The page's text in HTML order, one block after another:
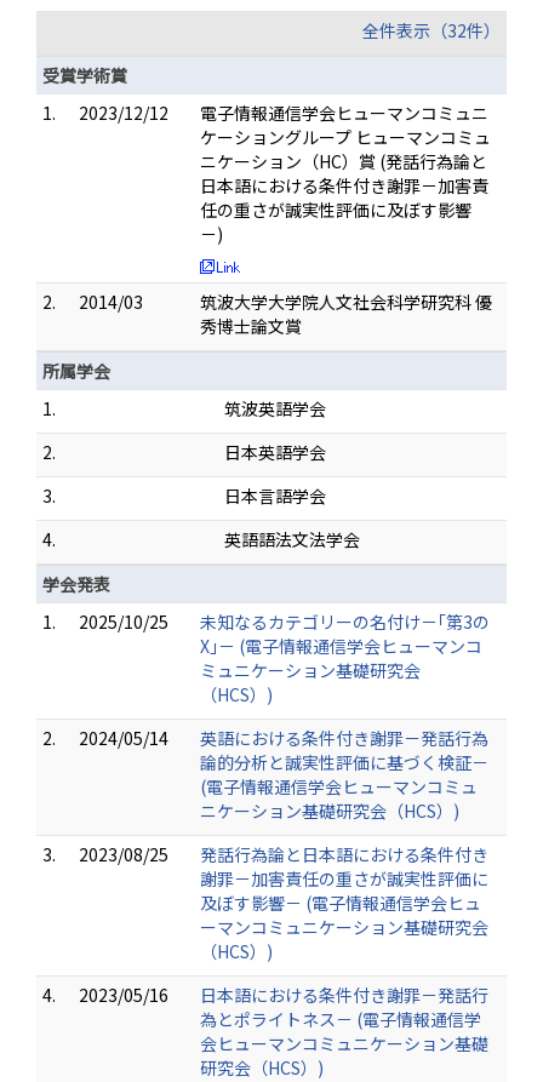
全件表示（32件）
受賞学術賞
1.
2023/12/12
電子情報通信学会ヒューマンコミュニ
ケーショングループ ヒューマンコミュ
ニケーション（HC）賞 (発話行為論と
日本語における条件付き謝罪－加害責
任の重さが誠実性評価に及ぼす影響
－)
2. 2014/03
筑波大学大学院人文社会科学研究科 優
秀博士論文賞
所属学会
1.
筑波英語学会
2.
日本英語学会
3.
日本言語学会
4.
英語語法文法学会
学会発表
1.
2025/10/25
未知なるカテゴリーの名付け－｢第3の
X｣－ (電子情報通信学会ヒューマンコ
ミュニケーション基礎研究会
（HCS）)
2.
2024/05/14
英語における条件付き謝罪－発話行為
論的分析と誠実性評価に基づく検証－
(電子情報通信学会ヒューマンコミュ
ニケーション基礎研究会（HCS）)
3.
2023/08/25
発話行為論と日本語における条件付き
謝罪－加害責任の重さが誠実性評価に
及ぼす影響－ (電子情報通信学会ヒュ
ーマンコミュニケーション基礎研究会
（HCS）)
4.
2023/05/16
日本語における条件付き謝罪－発話行
為とポライトネス－ (電子情報通信学
会ヒューマンコミュニケーション基礎
研究会（HCS）)